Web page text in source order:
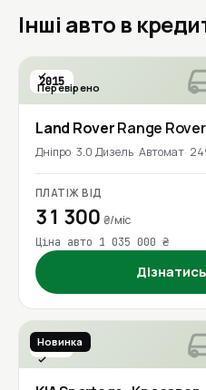
Інші авто в
2015
Перевірено
Land RoverRange
Дніпро 3.0 Дизель Автомат
ПЛАТІЖ ВІД
31 300 ₴/міс
Ціна авто 1 035 000 ₴
2023
Новинка
Перевірено